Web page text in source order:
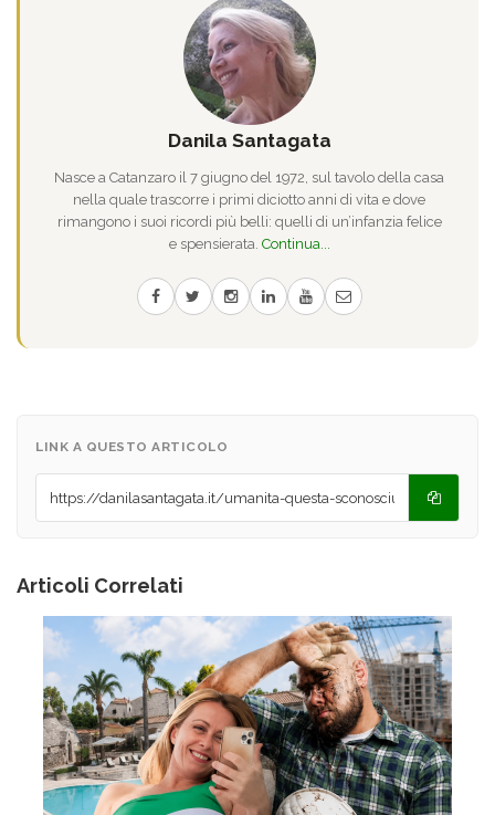
Danila Santagata
Nasce a Catanzaro il 7 giugno del 1972, sul tavolo della casa
nella quale trascorre i primi diciotto anni di vita e dove
rimangono i suoi ricordi più belli: quelli di un’infanzia felice
e spensierata. Continua...
LINK A QUESTO ARTICOLO
Articoli Correlati